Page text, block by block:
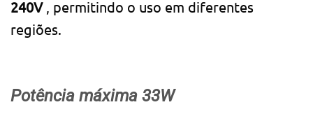
240V, permitindo o uso em diferentes
regiões.
Potência máxima 33W